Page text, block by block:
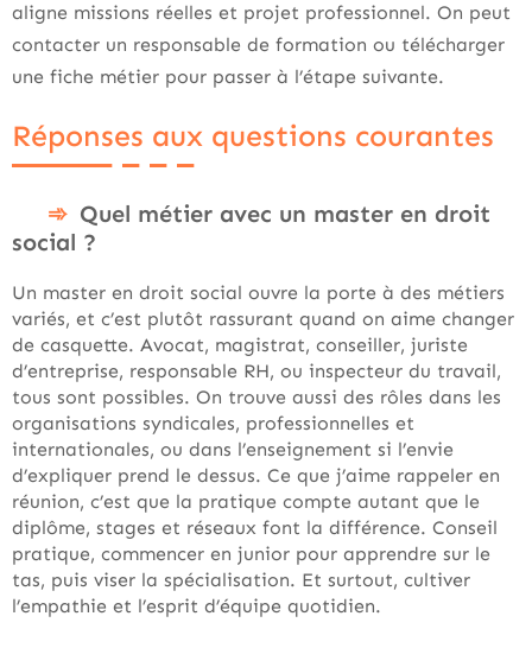
aligne missions réelles et projet professionnel. On peut
contacter un responsable de formation ou télécharger
une fiche métier pour passer à l’étape suivante.
Réponses aux questions courantes
Quel métier avec un master en droit
social ?
Un master en droit social ouvre la porte à des métiers
variés, et c’est plutôt rassurant quand on aime changer
de casquette. Avocat, magistrat, conseiller, juriste
d’entreprise, responsable RH, ou inspecteur du travail,
tous sont possibles. On trouve aussi des rôles dans les
organisations syndicales, professionnelles et
internationales, ou dans l’enseignement si l’envie
d’expliquer prend le dessus. Ce que j’aime rappeler en
réunion, c’est que la pratique compte autant que le
diplôme, stages et réseaux font la différence. Conseil
pratique, commencer en junior pour apprendre sur le
tas, puis viser la spécialisation. Et surtout, cultiver
l’empathie et l’esprit d’équipe quotidien.